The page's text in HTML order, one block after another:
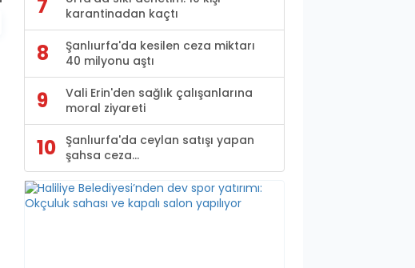
7
karantinadan kaçtı
8
Şanlıurfa'da kesilen ceza miktarı
40 milyonu aştı
9
Vali Erin'den sağlık çalışanlarına
moral ziyareti
10
Şanlıurfa'da ceylan satışı yapan
şahsa ceza...